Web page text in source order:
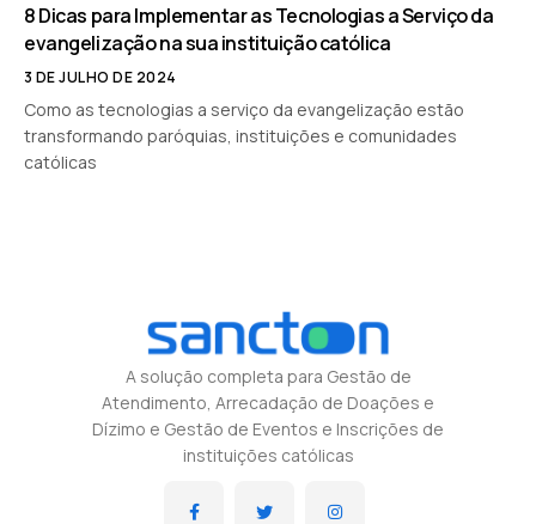
8 Dicas para Implementar as Tecnologias a Serviço da
evangelização na sua instituição católica
3 DE JULHO DE 2024
Como as tecnologias a serviço da evangelização estão
transformando paróquias, instituições e comunidades
católicas
A solução completa para Gestão de
Atendimento, Arrecadação de Doações e
Dízimo e Gestão de Eventos e Inscrições de
instituições católicas